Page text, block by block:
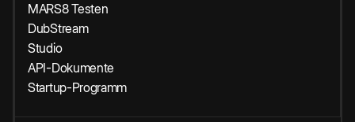
MARS8 Testen
DubStream
Studio
API-Dokumente
Startup-Programm